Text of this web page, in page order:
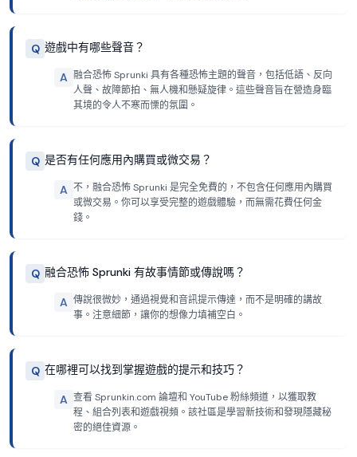
Q 遊戲中有哪些聲音？
A 融合恐怖 Sprunki 具有各種恐怖主題的聲音，包括低語、反向
人聲、故障節拍、無人機和懸疑旋律。這些聲音旨在營造身臨
其境的令人不寒而慄的氛圍。
Q 是否有任何應用內購買或微交易？
A 不，融合恐怖 Sprunki 是完全免費的，不包含任何應用內購買
或微交易。你可以享受完整的遊戲體驗，而無需花費任何金
錢。
Q 融合恐怖 Sprunki 有故事情節或傳說嗎？
A 傳說很微妙，通過視覺和音訊提示傳達，而不是明確的講故
事。注意細節，讓你的想像力填補空白。
Q 在哪裡可以找到掌握遊戲的提示和技巧？
A 查看 Sprunkin.com 論壇和 YouTube 粉絲頻道，以獲取教
程、組合列表和遊戲視頻。該社區是學習新技術和發現隱藏秘
密的絕佳資源。